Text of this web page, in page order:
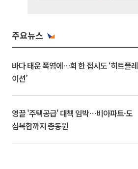
주요뉴스
바다 태운 폭염에…회 한 접시도 ‘히트플레
이션’
영끌 '주택공급' 대책 임박⋯비아파트·도
심복합까지 총동원